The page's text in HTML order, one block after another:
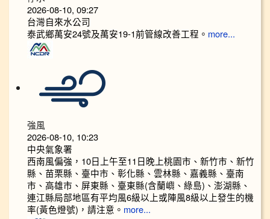
2026-08-10, 09:27
台灣自來水公司
泰武鄉萬安24號及萬安19-1前管線改善工程。 more...
強風
2026-08-10, 10:23
中央氣象署
西南風偏強，10日上午至11日晚上桃園市、新竹市、新竹
縣、苗栗縣、臺中市、彰化縣、雲林縣、嘉義縣、臺南
市、高雄市、屏東縣、臺東縣(含蘭嶼、綠島)、澎湖縣、
連江縣局部地區有平均風6級以上或陣風8級以上發生的機
率(黃色燈號)，請注意。 more...